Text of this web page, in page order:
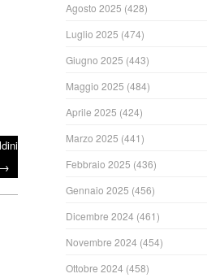
→
Agosto 2025 (428)
Luglio 2025 (474)
Giugno 2025 (443)
Maggio 2025 (484)
Aprile 2025 (424)
Marzo 2025 (441)
Febbraio 2025 (436)
Gennaio 2025 (456)
Dicembre 2024 (461)
Novembre 2024 (454)
Ottobre 2024 (458)